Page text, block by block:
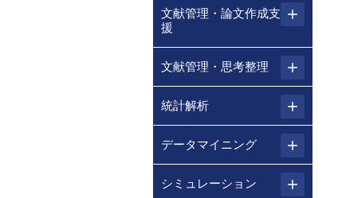
文献管理・論文作成支
援
文献管理・思考整理
統計解析
データマイニング
シミュレーション